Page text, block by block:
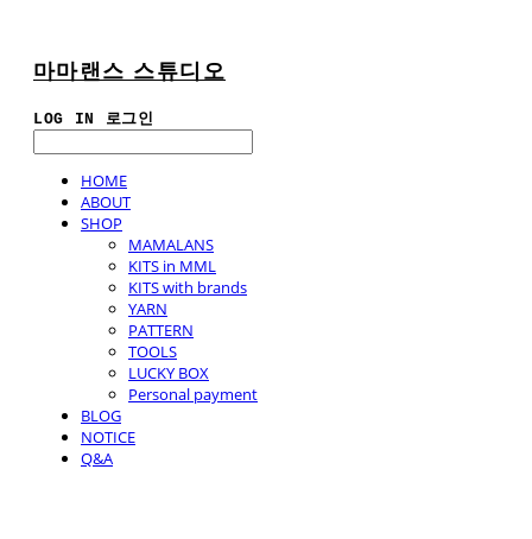
마마랜스 스튜디오
LOG IN 로그인
HOME
ABOUT
SHOP
MAMALANS
KITS in MML
KITS with brands
YARN
PATTERN
TOOLS
LUCKY BOX
Personal payment
BLOG
NOTICE
Q&A